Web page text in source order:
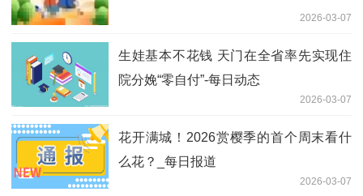
2026-03-07
生娃基本不花钱 天门在全省率先实现住
院分娩“零自付”-每日动态
2026-03-07
花开满城！2026赏樱季的首个周末看什
么花？_每日报道
2026-03-07